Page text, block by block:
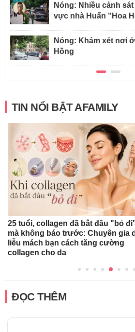
Nóng: Nhiều cảnh
vực nhà Huấn "Hoa
Nóng: Khám xét nơi
Hồng
TIN NỔI BẬT AFAMILY
25 tuổi, collagen đã bắt đầu "bỏ
mà không báo trước: Chuyên gia
liễu mách bạn cách tăng cường
collagen cho da
ĐỌC THÊM